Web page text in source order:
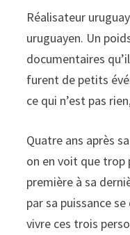
Réalisateur
uruguayen. Un
documentaires
furent de petits
ce qui n’est pas
Quatre ans après
on en voit que trop
première à sa
par sa puissance
vivre ces trois